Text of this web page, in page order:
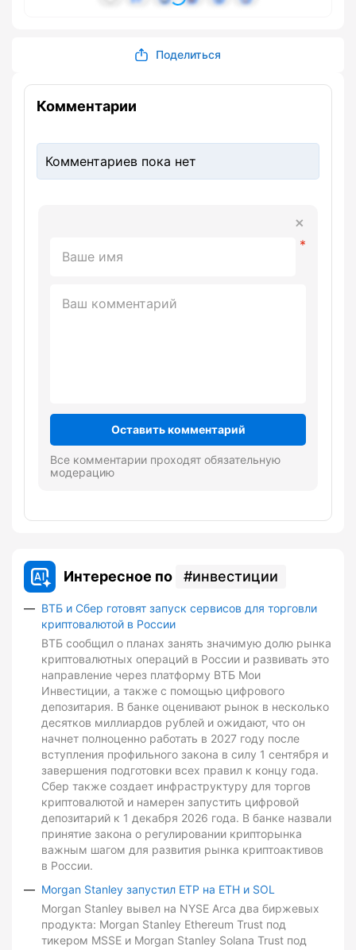
Поделиться
Комментарии
Комментариев пока нет
Оставить комментарий
Все комментарии проходят обязательную
модерацию
Интересное по инвестиции
ВТБ и Сбер готовят запуск сервисов для торговли
криптовалютой в России
ВТБ сообщил о планах занять значимую долю рынка
криптовалютных операций в России и развивать это
направление через платформу ВТБ Мои
Инвестиции, а также с помощью цифрового
депозитария. В банке оценивают рынок в несколько
десятков миллиардов рублей и ожидают, что он
начнет полноценно работать в 2027 году после
вступления профильного закона в силу 1 сентября и
завершения подготовки всех правил к концу года.
Сбер также создает инфраструктуру для торгов
криптовалютой и намерен запустить цифровой
депозитарий к 1 декабря 2026 года. В банке назвали
принятие закона о регулировании крипторынка
важным шагом для развития рынка криптоактивов
в России.
Morgan Stanley запустил ETP на ETH и SOL
Morgan Stanley вывел на NYSE Arca два биржевых
продукта: Morgan Stanley Ethereum Trust под
тикером MSSE и Morgan Stanley Solana Trust под